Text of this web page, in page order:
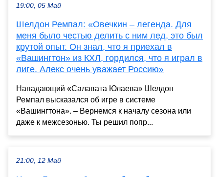
19:00, 05 Май
Шелдон Ремпал: «Овечкин – легенда. Для
меня было честью делить с ним лед, это был
крутой опыт. Он знал, что я приехал в
«Вашингтон» из КХЛ, гордился, что я играл в
лиге. Алекс очень уважает Россию»
Нападающий «Салавата Юлаева» Шелдон
Ремпал высказался об игре в системе
«Вашингтона». – Вернемся к началу сезона или
даже к межсезонью. Ты решил попр...
21:00, 12 Май